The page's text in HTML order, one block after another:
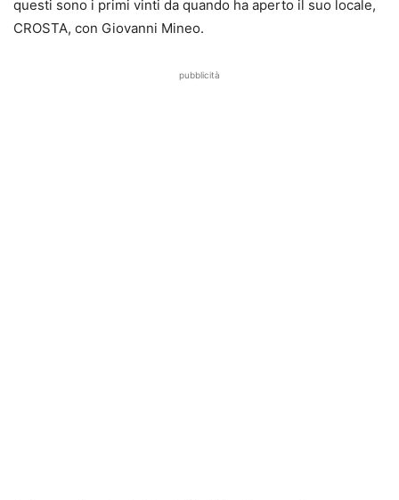
questi sono i primi vinti da quando ha aperto il suo locale,
CROSTA, con Giovanni Mineo.
pubblicità